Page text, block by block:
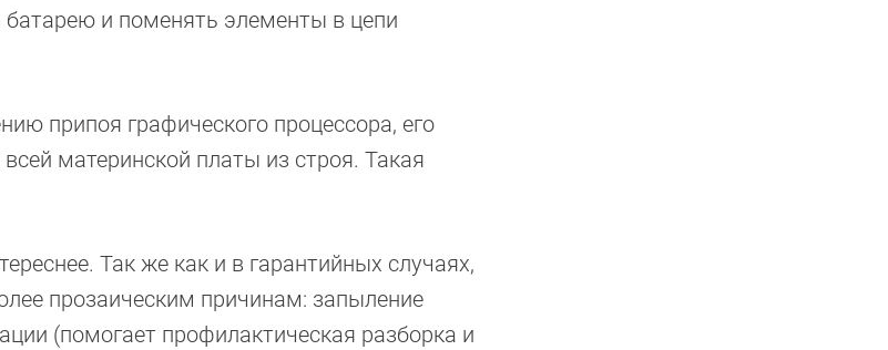
и поменять элементы в цепи
припоя графического процессора, его
материнской платы из строя. Такая
Так же как и в гарантийных случаях,
прозаическим причинам: запыление
(помогает профилактическая разборка и